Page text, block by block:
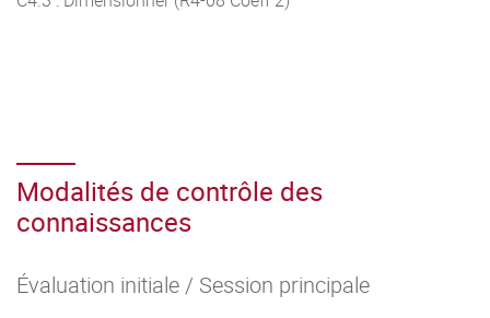
Modalités de contrôle des
connaissances
Évaluation initiale / Session principale